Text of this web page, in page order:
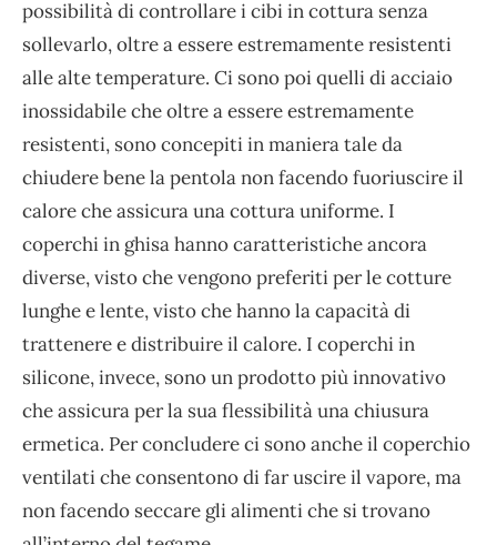
possibilità di controllare i cibi in cottura senza
sollevarlo, oltre a essere estremamente resistenti
alle alte temperature. Ci sono poi quelli di acciaio
inossidabile che oltre a essere estremamente
resistenti, sono concepiti in maniera tale da
chiudere bene la pentola non facendo fuoriuscire il
calore che assicura una cottura uniforme. I
coperchi in ghisa hanno caratteristiche ancora
diverse, visto che vengono preferiti per le cotture
lunghe e lente, visto che hanno la capacità di
trattenere e distribuire il calore. I coperchi in
silicone, invece, sono un prodotto più innovativo
che assicura per la sua flessibilità una chiusura
ermetica. Per concludere ci sono anche il coperchio
ventilati che consentono di far uscire il vapore, ma
non facendo seccare gli alimenti che si trovano